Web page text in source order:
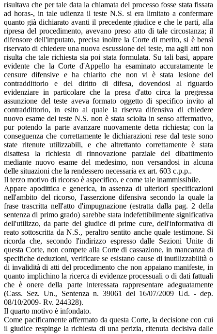
risultava che per tale data la chiamata del processo fosse stata fissata
ad horas-, in tale udienza il teste N.S. si era limitato a confermare
quanto già dichiarato avanti il precedente giudice e che le parti, alla
ripresa del procedimento, avevano preso atto di tale circostanza; il
difensore dell'imputato, precisa inoltre la Corte di merito, si è bensì
riservato di chiedere una nuova escussione del teste, ma agli atti non
risulta che tale richiesta sia poi stata formulata. Su tali basi, appare
evidente che la Corte d'Appello ha esaminato accuratamente le
censure difensive e ha chiarito che non vi è stata lesione del
contraddittorio e del diritto di difesa, dovendosi al riguardo
evidenziare in particolare che la presa d'atto circa la pregressa
assunzione del teste aveva formato oggetto di specifico invito al
contraddittorio, in esito al quale la riserva difensiva di chiedere
nuovo esame del teste N.S. non è stata sciolta in senso affermativo,
pur potendo la parte avanzare nuovamente detta richiesta; con la
conseguenza che correttamente le dichiarazioni rese dal teste sono
state ritenute utilizzabili, e che altrettanto correttamente è stata
disattesa la richiesta di rinnovazione parziale del dibattimento
mediante nuovo esame del medesimo, non versandosi in alcuna
delle situazioni che la rendessero necessaria ex art. 603 c.p.p..
Il terzo motivo di ricorso è aspecifico, e come tale inammissibile.
Appare apodittica e generica, in assenza di ulteriori specificazioni
nell'ambito del ricorso, l'asserzione difensiva secondo la quale la
frase trascritta nell'atto d'impugnazione (estratta dalla pag. 2 della
sentenza di primo grado) sarebbe stata indefettibilmente significativa
dell'utilizzo, da parte del giudice di prime cure, dell'informativa di
reato sottoscritta da N.S., peraltro sentito anche quale testimone. Si
ricorda che, secondo l'indirizzo espresso dalle Sezioni Unite di
questa Corte, non compete alla Corte di cassazione, in mancanza di
specifiche deduzioni, verificare se esistano cause di inutilizzabilità o
di invalidità di atti del procedimento che non appaiano manifeste, in
quanto implichino la ricerca di evidenze processuali o di dati fattuali
che è onere della parte interessata rappresentare adeguatamente
(Cass. Sez. Un., Sentenza n. 39061 del 16/07/2009 Ud. - dep.
08/10/2009- Rv. 244328).
Il quarto motivo è infondato.
Come pacificamente affermato da questa Corte, la decisione con cui
il giudice respinge la richiesta di una perizia, ritenuta decisiva dalle